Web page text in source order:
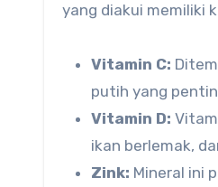
yang diakui memiliki
Vitamin C:
putih yang
Vitamin D:
ikan berlemak,
Zink: Mineral ini